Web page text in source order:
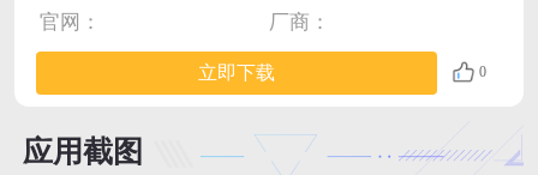
官网：
厂商：
立即下载 0
应用截图